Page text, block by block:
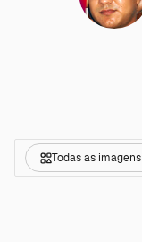
Todas as imagens